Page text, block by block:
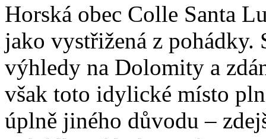
Horská obec Colle Santa
jako vystřižená z pohádky.
výhledy na Dolomity a
však toto idylické místo
úplně jiného důvodu –